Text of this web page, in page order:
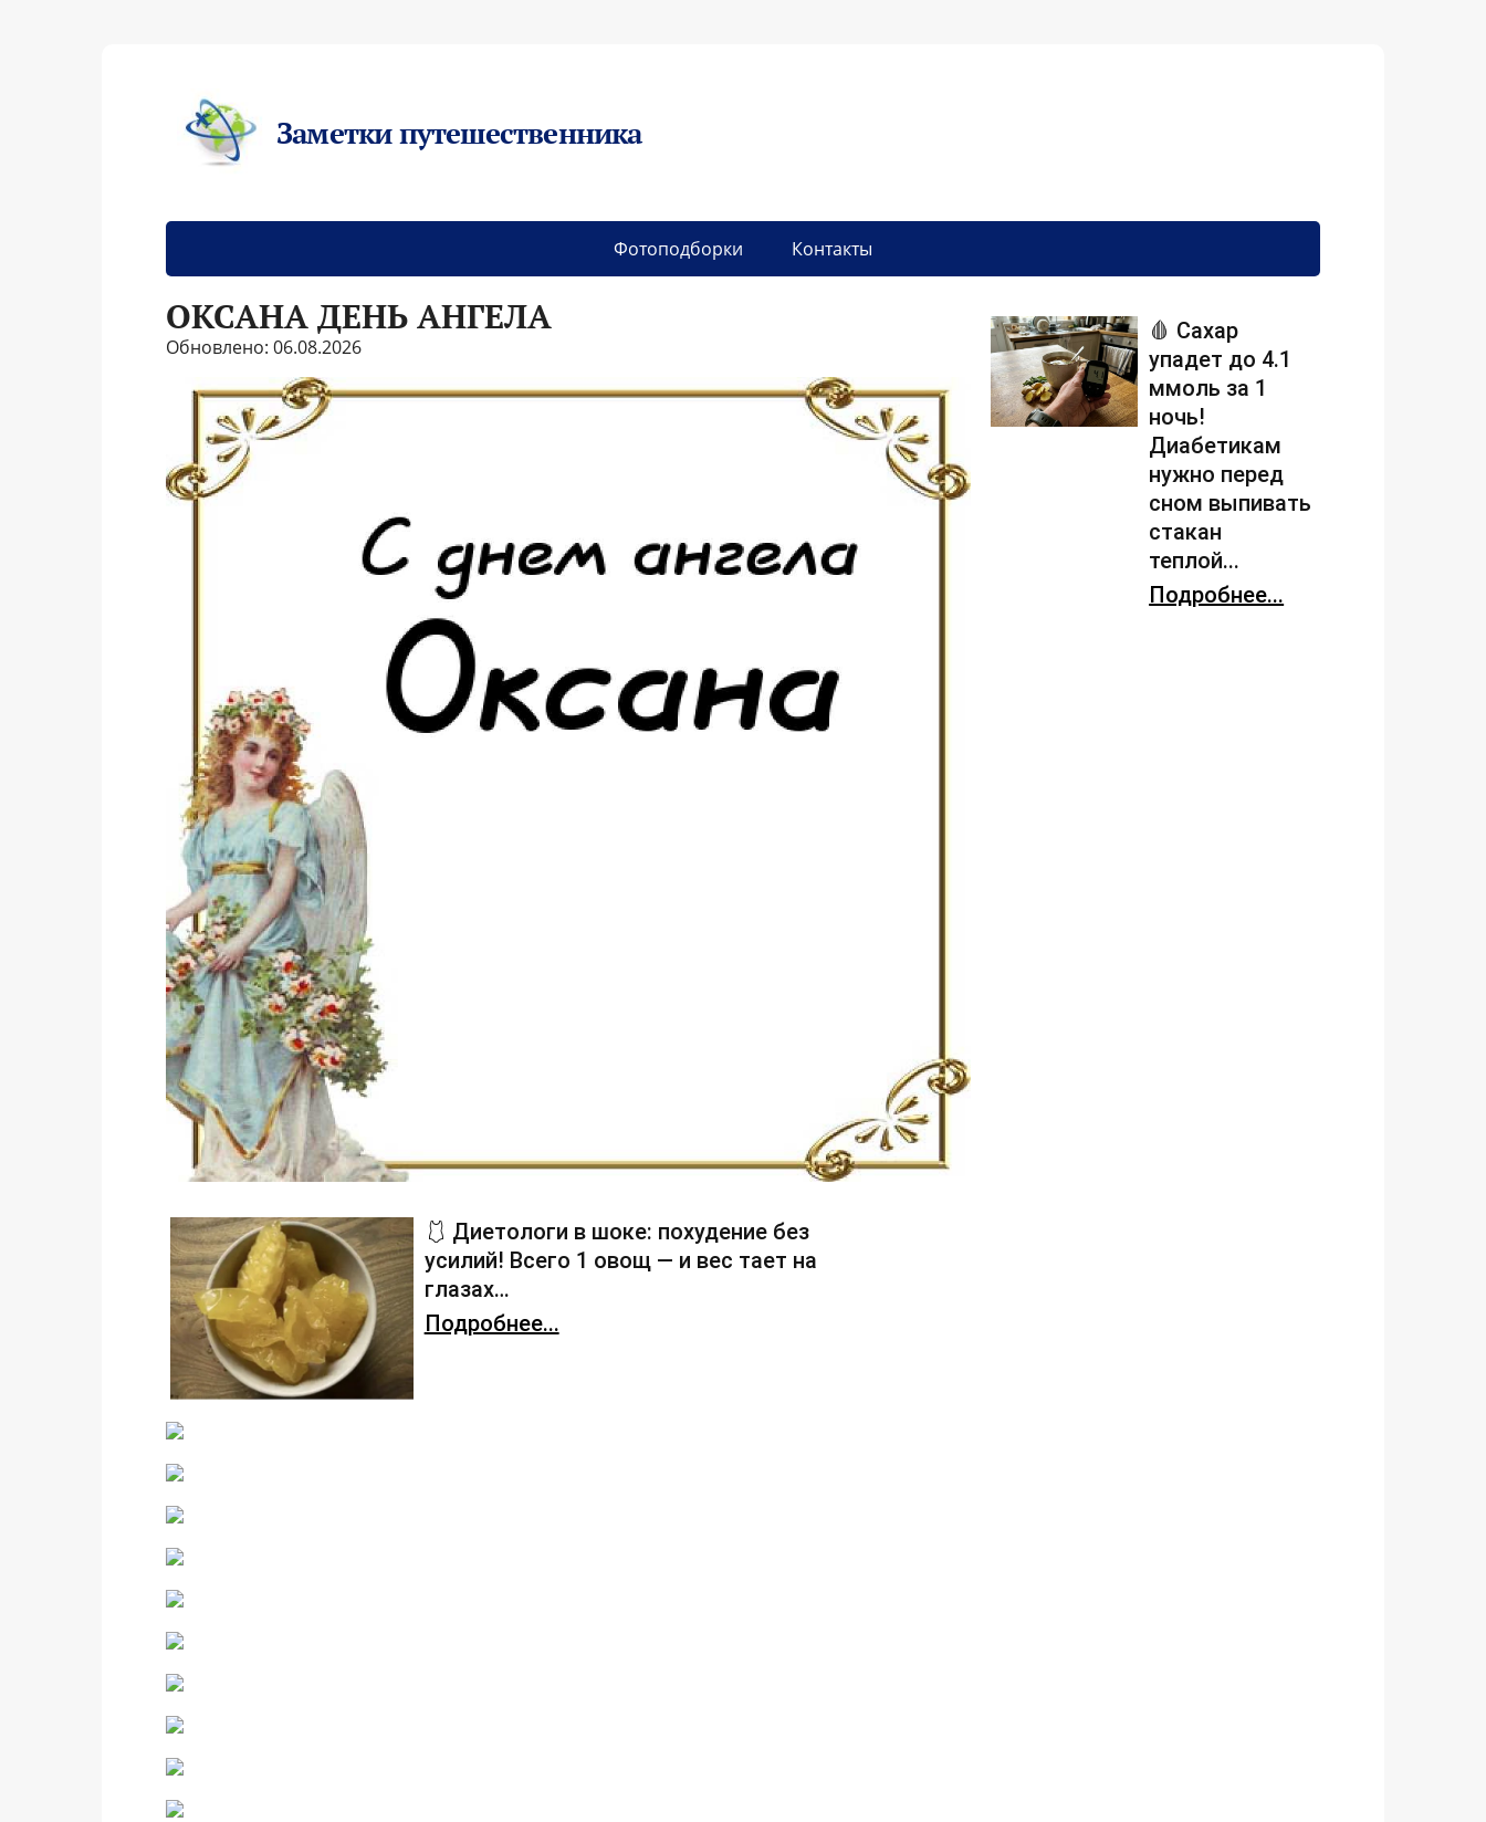
Заметки путешественника
Фотоподборки Контакты
ОКСАНА ДЕНЬ АНГЕЛА
Обновлено: 06.08.2026
🩱 Диетологи в шоке: похудение без
усилий! Всего 1 овощ — и вес тает на
глазах…
Подробнее...
🩸 Сахар
упадет до 4.1
ммоль за 1
ночь!
Диабетикам
нужно перед
сном выпивать
стакан
теплой...
Подробнее...